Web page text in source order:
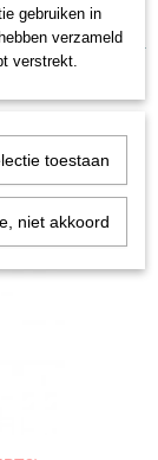
gebruiken in
verzameld
verstrekt.
toestaan
niet akkoord